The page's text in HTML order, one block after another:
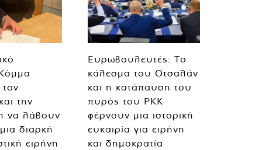
την
να λάβουν
διαρκή
ειρήνη
Ευρωβουλευτές: Το
κάλεσμα του Οτσαλάν
και η κατάπαυση του
πυρός του PKK
φέρνουν μια ιστορική
ευκαιρία για ειρήνη
και δημοκρατία